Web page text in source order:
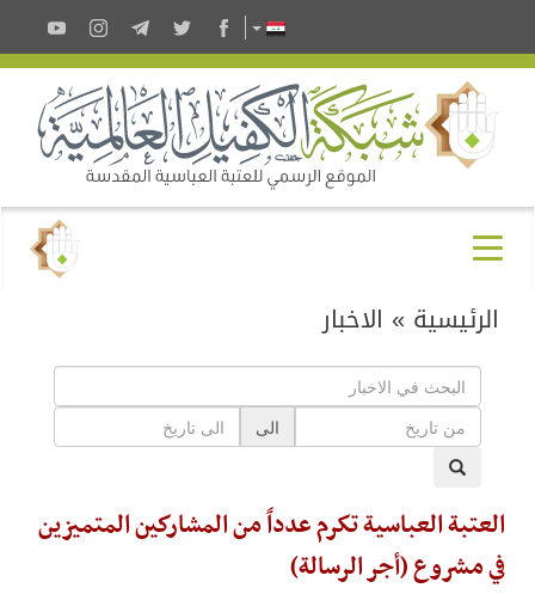
الرئيسية » الاخبار
الى
العتبة العباسية تكرم عدداً من المشاركين المتميزين
في مشروع (أجر الرسالة)